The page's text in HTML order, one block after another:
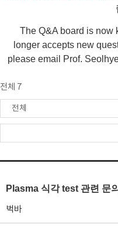
The Q&A board is now
longer accepts new
please email Prof.
전체 7
Plasma 식각 test 관련 문
벅바